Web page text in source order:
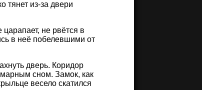
тянет из-за двери
не рвётся в
в неё побелевшими от
дверь. Коридор
сном. Замок, как
весело скатился